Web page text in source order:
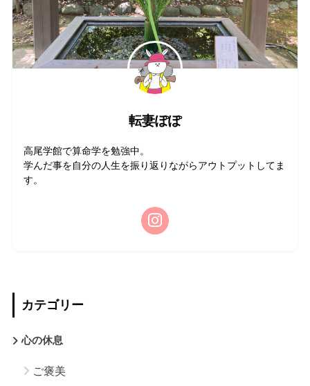
転妻ぽぽ
高尾学館で算命学を勉強中。
学んだ事を自分の人生を振り返りながらアウトプットしてま
す。
カテゴリー
心の休息
ご褒美